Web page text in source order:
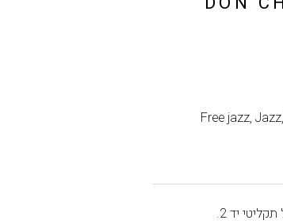
Free jazz, Jazz,
יד 2.